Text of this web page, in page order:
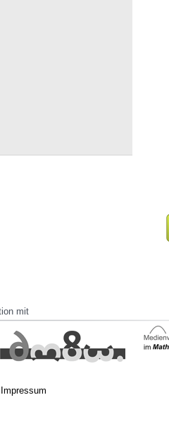
mit
Impressum